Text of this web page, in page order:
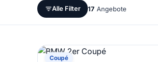
Alle Filter 17 Angebote
Coupé
BMW